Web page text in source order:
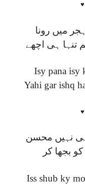
میں رونا
ہی اچھے
Isy pana isy
Yahi gar ishq
نہیں محسن
بجھا کر
Iss shub ky